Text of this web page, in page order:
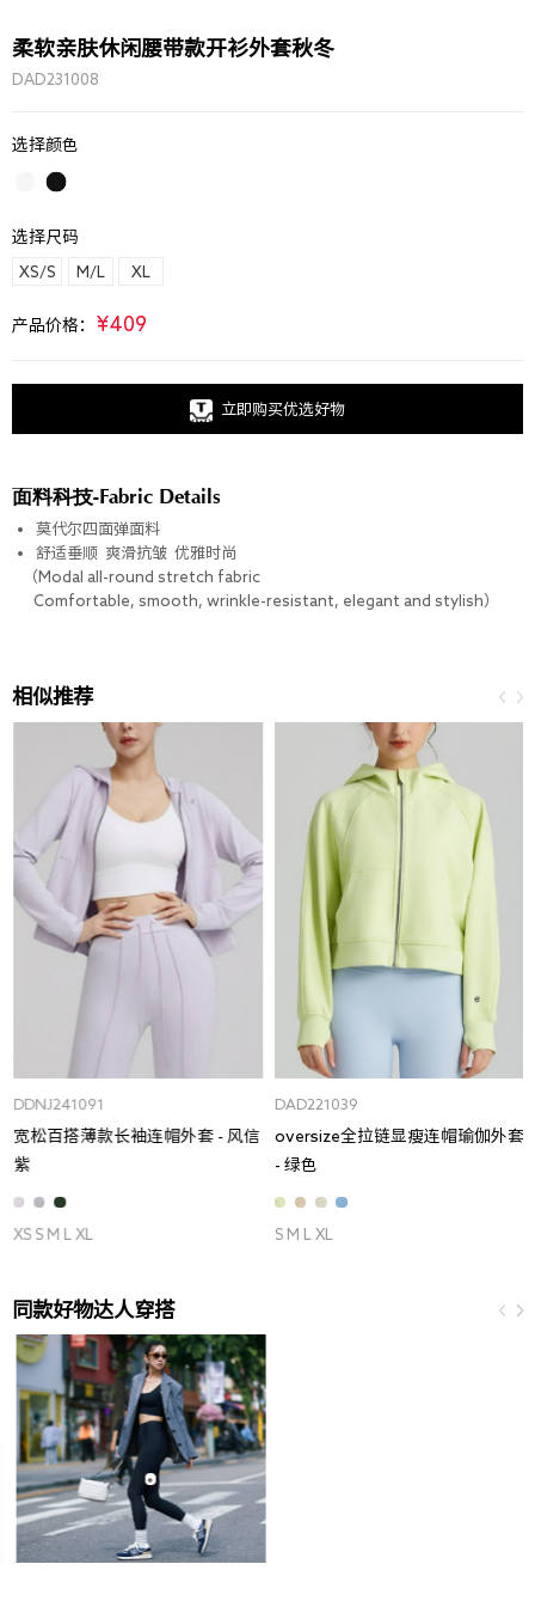
柔软亲肤休闲腰带款开衫外套秋冬
DAD231008
选择颜色
选择尺码
XS/S M/L XL
产品价格： ¥409
立即购买优选好物
面料科技-Fabric Details
莫代尔四面弹面料
舒适垂顺 爽滑抗皱 优雅时尚
（Modal all-round stretch fabric
Comfortable, smooth, wrinkle-resistant, elegant and stylish）
相似推荐
DDNJ241091
宽松百搭薄款长袖连帽外套 - 风信
紫
XS S M L XL
DAD221039
oversize全拉链显瘦连帽瑜伽外套
- 绿色
S M L XL
同款好物达人穿搭